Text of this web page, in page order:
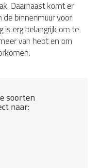
Daarnaast komt er
binnenmuur voor.
is erg belangrijk om te
van hebt en om
soorten
naar: